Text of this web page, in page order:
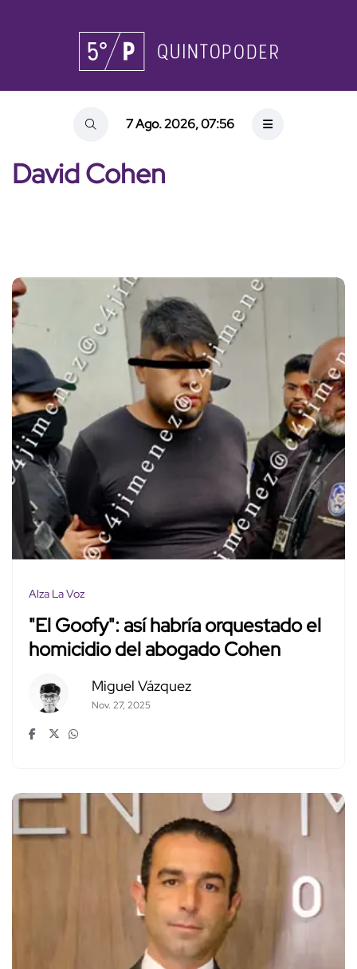
7 Ago. 2026, 07:56
David Cohen
Alza La Voz
"El Goofy": así habría orquestado el
homicidio del abogado Cohen
Miguel Vázquez
Nov. 27, 2025